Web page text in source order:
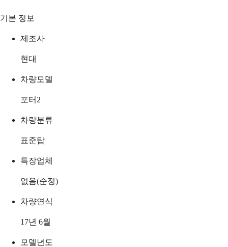
기본 정보
제조사
현대
차량모델
포터2
차량분류
표준탑
특장업체
없음(순정)
차량연식
17년 6월
모델년도